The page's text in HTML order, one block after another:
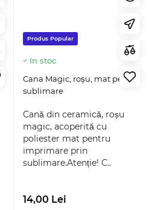
Produs Popular
In stoc
Cana Magic, roșu, mat pentru
sublimare
Cană din ceramică, roșu
magic, acoperită cu
poliester mat pentru
imprimare prin
sublimare.Atenție! C..
14,00 Lei